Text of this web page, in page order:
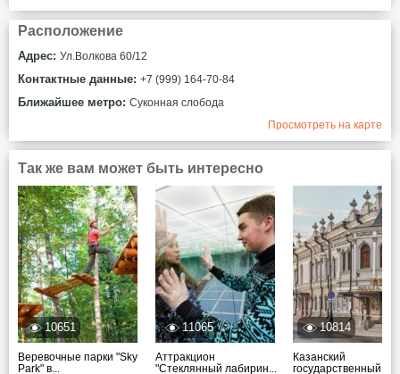
Расположение
Адрес: Ул.Волкова 60/12
Контактные данные: +7 (999) 164-70-84
Ближайшее метро: Суконная слобода
Просмотреть на карте
Так же вам может быть интересно
10651
Веревочные парки "Sky
Park" в...
11065
Аттракцион
"Стеклянный лабирин...
10814
Казанский
государственный